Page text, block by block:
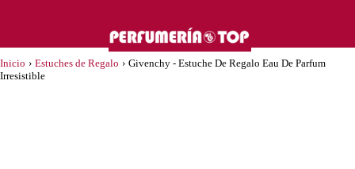
Inicio › Estuches de Regalo › Givenchy - Estuche De Regalo Eau De Parfum
Irresistible